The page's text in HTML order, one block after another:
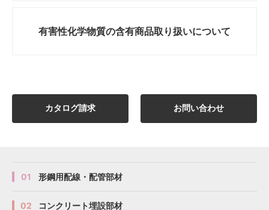
有害性化学物質の含有商品取り扱いについて
カタログ請求 お問い合わせ
01 形鋼用配線・配管部材
02 コンクリート埋設部材